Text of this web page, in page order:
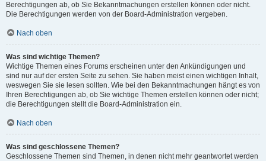
Berechtigungen ab, ob Sie Bekanntmachungen erstellen können oder nicht.
Die Berechtigungen werden von der Board-Administration vergeben.
Nach oben
Was sind wichtige Themen?
Wichtige Themen eines Forums erscheinen unter den Ankündigungen und
sind nur auf der ersten Seite zu sehen. Sie haben meist einen wichtigen Inhalt,
weswegen Sie sie lesen sollten. Wie bei den Bekanntmachungen hängt es von
Ihren Berechtigungen ab, ob Sie wichtige Themen erstellen können oder nicht;
die Berechtigungen stellt die Board-Administration ein.
Nach oben
Was sind geschlossene Themen?
Geschlossene Themen sind Themen, in denen nicht mehr geantwortet werden